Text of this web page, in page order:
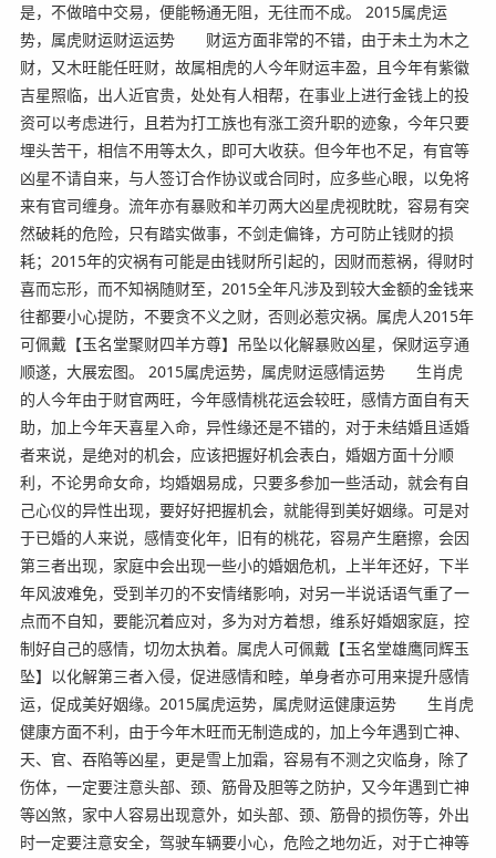
是，不做暗中交易，便能畅通无阻，无往而不成。 2015属虎运
势，属虎财运财运运势 财运方面非常的不错，由于未土为木之
财，又木旺能任旺财，故属相虎的人今年财运丰盈，且今年有紫徽
吉星照临，出人近官贵，处处有人相帮，在事业上进行金钱上的投
资可以考虑进行，且若为打工族也有涨工资升职的迹象，今年只要
埋头苦干，相信不用等太久，即可大收获。但今年也不足，有官等
凶星不请自来，与人签订合作协议或合同时，应多些心眼，以免将
来有官司缠身。流年亦有暴败和羊刃两大凶星虎视眈眈，容易有突
然破耗的危险，只有踏实做事，不剑走偏锋，方可防止钱财的损
耗；2015年的灾祸有可能是由钱财所引起的，因财而惹祸，得财时
喜而忘形，而不知祸随财至，2015全年凡涉及到较大金额的金钱来
往都要小心提防，不要贪不义之财，否则必惹灾祸。属虎人2015年
可佩戴【玉名堂聚财四羊方尊】吊坠以化解暴败凶星，保财运亨通
顺遂，大展宏图。 2015属虎运势，属虎财运感情运势 生肖虎
的人今年由于财官两旺，今年感情桃花运会较旺，感情方面自有天
助，加上今年天喜星入命，异性缘还是不错的，对于未结婚且适婚
者来说，是绝对的机会，应该把握好机会表白，婚姻方面十分顺
利，不论男命女命，均婚姻易成，只要多参加一些活动，就会有自
己心仪的异性出现，要好好把握机会，就能得到美好姻缘。可是对
于已婚的人来说，感情变化年，旧有的桃花，容易产生磨擦，会因
第三者出现，家庭中会出现一些小的婚姻危机，上半年还好，下半
年风波难免，受到羊刃的不安情绪影响，对另一半说话语气重了一
点而不自知，要能沉着应对，多为对方着想，维系好婚姻家庭，控
制好自己的感情，切勿太执着。属虎人可佩戴【玉名堂雄鹰同辉玉
坠】以化解第三者入侵，促进感情和睦，单身者亦可用来提升感情
运，促成美好姻缘。2015属虎运势，属虎财运健康运势 生肖虎
健康方面不利，由于今年木旺而无制造成的，加上今年遇到亡神、
天、官、吞陷等凶星，更是雪上加霜，容易有不测之灾临身，除了
伤体，一定要注意头部、颈、筋骨及胆等之防护，又今年遇到亡神
等凶煞，家中人容易出现意外，如头部、颈、筋骨的损伤等，外出
时一定要注意安全，驾驶车辆要小心，危险之地勿近，对于亡神等